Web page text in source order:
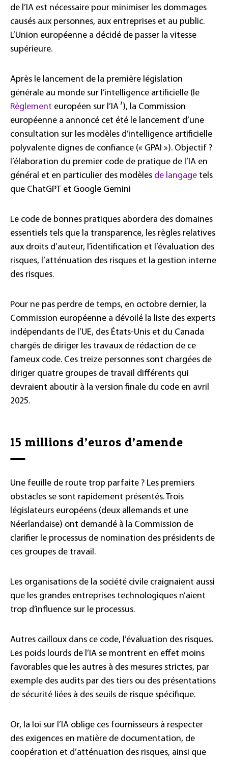
de l’IA est nécessaire pour minimiser les dommages
causés aux personnes, aux entreprises et au public.
L’Union européenne a décidé de passer la vitesse
supérieure.
Après le lancement de la première législation
générale au monde sur l’intelligence artificielle (le
Règlement européen sur l’IA ), la Commission
européenne a annoncé cet été le lancement d’une
consultation sur les modèles d’intelligence artificielle
polyvalente dignes de confiance (« GPAI »). Objectif ?
l’élaboration du premier code de pratique de l’IA en
général et en particulier des modèles de langage tels
que ChatGPT et Google Gemini
Le code de bonnes pratiques abordera des domaines
essentiels tels que la transparence, les règles relatives
aux droits d’auteur, l’identification et l’évaluation des
risques, l’atténuation des risques et la gestion interne
des risques.
Pour ne pas perdre de temps, en octobre dernier, la
Commission européenne a dévoilé la liste des experts
indépendants de l’UE, des États-Unis et du Canada
chargés de diriger les travaux de rédaction de ce
fameux code. Ces treize personnes sont chargées de
diriger quatre groupes de travail différents qui
devraient aboutir à la version finale du code en avril
2025.
15 millions d’euros d’amende
Une feuille de route trop parfaite ? Les premiers
obstacles se sont rapidement présentés. Trois
législateurs européens (deux allemands et une
Néerlandaise) ont demandé à la Commission de
clarifier le processus de nomination des présidents de
ces groupes de travail.
Les organisations de la société civile craignaient aussi
que les grandes entreprises technologiques n’aient
trop d’influence sur le processus.
Autres cailloux dans ce code, l’évaluation des risques.
Les poids lourds de l’IA se montrent en effet moins
favorables que les autres à des mesures strictes, par
exemple des audits par des tiers ou des présentations
de sécurité liées à des seuils de risque spécifique.
Or, la loi sur l’IA oblige ces fournisseurs à respecter
des exigences en matière de documentation, de
coopération et d’atténuation des risques, ainsi que